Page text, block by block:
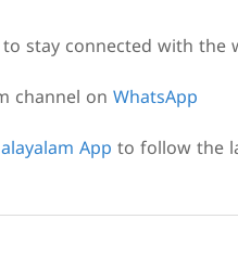
to stay connected with the
channel on WhatsApp
App to follow the